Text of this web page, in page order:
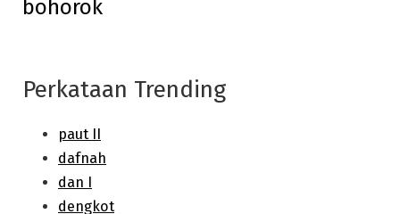
post:
bohorok
Perkataan Trending